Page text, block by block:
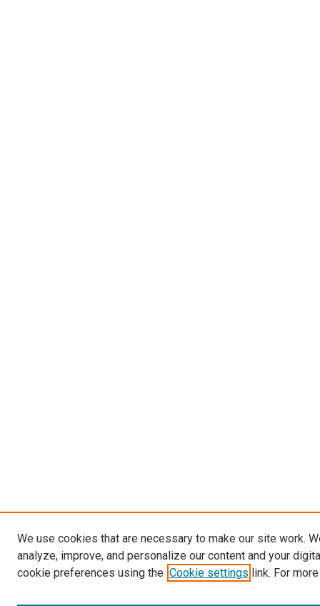
We use cookies that are necessary to make our site work.
analyze, improve, and personalize our content and your
cookie preferences using the Cookie settings link. For